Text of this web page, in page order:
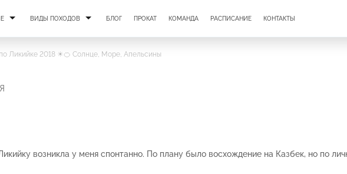
ВИДЫ ПОХОДОВ БЛОГ ПРОКАТ КОМАНДА РАСПИСАНИЕ КОНТАКТЫ
Ликийке 2018 ☀🍊 Солнце, Море, Апельсины
возникла у меня спонтанно. По плану было восхождение на Казбек, но по